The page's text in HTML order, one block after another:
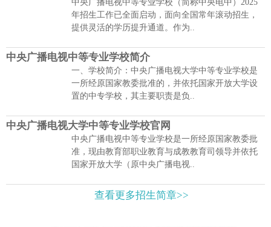
中央广播电视中等专业学校（简称中央电中）2025
年招生工作已全面启动，面向全国常年滚动招生，
提供灵活的学历提升通道。作为..
中央广播电视中等专业学校简介
一、学校简介：中央广播电视大学中等专业学校是
一所经原国家教委批准的，并依托国家开放大学设
置的中专学校，其主要职责是负..
中央广播电视大学中等专业学校官网
中央广播电视中等专业学校是一所经原国家教委批
准，现由教育部职业教育与成教教育司领导并依托
国家开放大学（原中央广播电视..
查看更多招生简章>>